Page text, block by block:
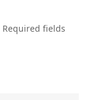
Required fields